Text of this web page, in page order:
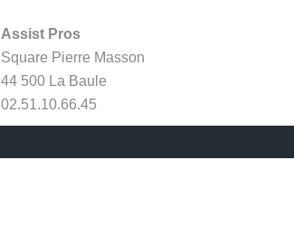
Assist Pros
Square Pierre Masson
44 500 La Baule
02.51.10.66.45